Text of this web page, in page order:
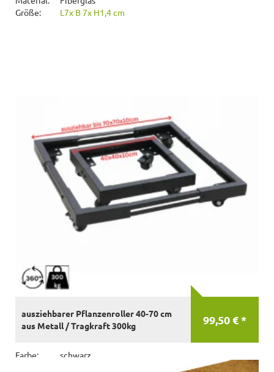
Größe:
L7x B 7x H1,4 cm
99,50 € *
ausziehbarer Pflanzenroller 40-70 cm
aus Metall / Tragkraft 300kg
Farbe: schwarz